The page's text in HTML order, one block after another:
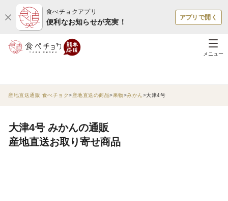
食べチョクアプリ
便利なお知らせが充実！
アプリで開く
メニュー
産地直送通販 食べチョク 産地直送の商品 果物 みかん 大津4号
大津4号 みかんの通販
産地直送お取り寄せ商品